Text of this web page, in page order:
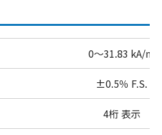
0～31.83 kA/m
±0.5％ F.S.
4桁 表示